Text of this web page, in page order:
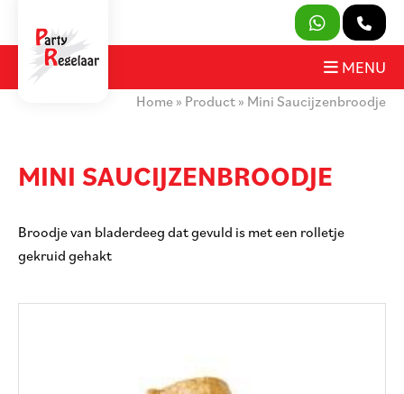
SLUITEN
OVER ONS
MIJN AANVRAAG
MENU
Home » Product » Mini Saucijzenbroodje
MINI SAUCIJZENBROODJE
Broodje van bladerdeeg dat gevuld is met een rolletje
gekruid gehakt